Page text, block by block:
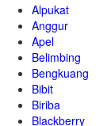
Alpukat
Anggur
Apel
Belimbing
Bengkuang
Bibit
Biriba
Blackberry